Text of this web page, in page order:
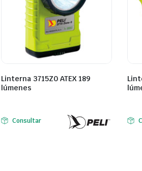
Linterna 3715Z0 ATEX 189
lúmenes
Consultar